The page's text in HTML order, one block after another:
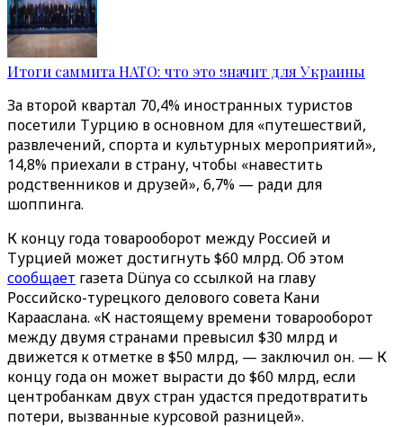
Итоги саммита НАТО: что это значит для Украины
За второй квартал 70,4% иностранных туристов
посетили Турцию в основном для «путешествий,
развлечений, спорта и культурных мероприятий»,
14,8% приехали в страну, чтобы «навестить
родственников и друзей», 6,7% — ради для
шоппинга.
К концу года товарооборот между Россией и
Турцией может достигнуть $60 млрд. Об этом
сообщает газета Dünya со ссылкой на главу
Российско-турецкого делового совета Кани
Карааслана. «К настоящему времени товарооборот
между двумя странами превысил $30 млрд и
движется к отметке в $50 млрд, — заключил он. — К
концу года он может вырасти до $60 млрд, если
центробанкам двух стран удастся предотвратить
потери, вызванные курсовой разницей».